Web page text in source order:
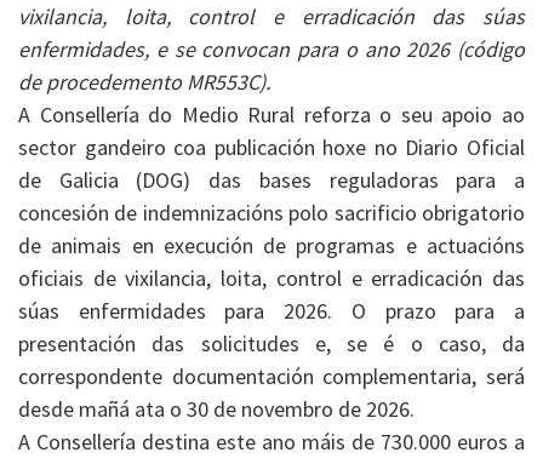
vixilancia, loita, control e erradicación das súas
enfermidades, e se convocan para o ano 2026 (código
de procedemento MR553C).
A Consellería do Medio Rural reforza o seu apoio ao
sector gandeiro coa publicación hoxe no Diario Oficial
de Galicia (DOG) das bases reguladoras para a
concesión de indemnizacións polo sacrificio obrigatorio
de animais en execución de programas e actuacións
oficiais de vixilancia, loita, control e erradicación das
súas enfermidades para 2026. O prazo para a
presentación das solicitudes e, se é o caso, da
correspondente documentación complementaria, será
desde mañá ata o 30 de novembro de 2026.
A Consellería destina este ano máis de 730.000 euros a